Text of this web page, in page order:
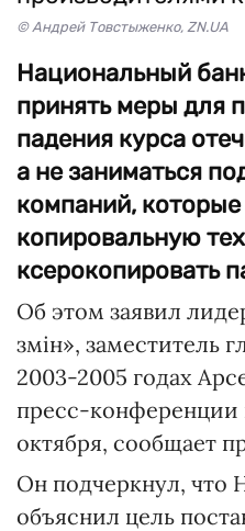
© Андрей Товстыженко, ZN.UA
Национальный
принять меры для
падения курса
а не заниматься
компаний,
копировальную
ксерокопировать
Об этом заявил
змін», заместитель
2003-2005 годах
пресс-конференции
октября, сообщает
Он подчеркнул, что
объяснил цель